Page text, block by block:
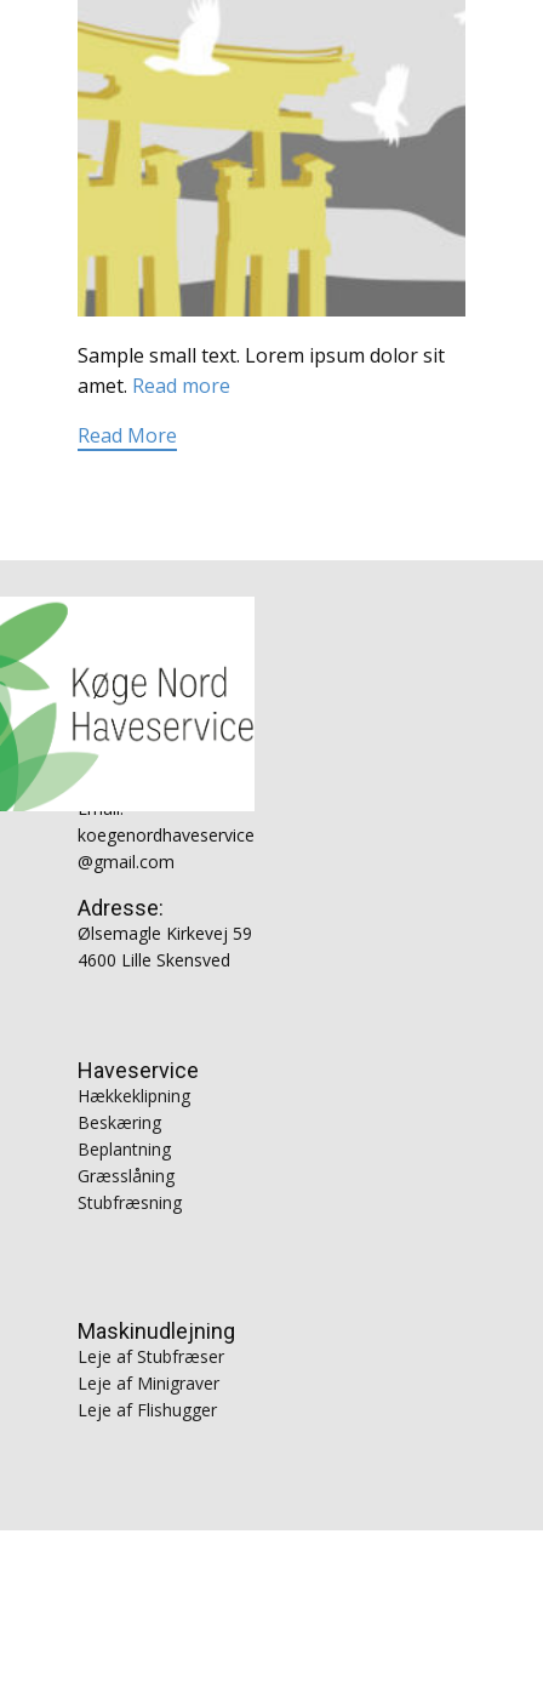
Sample small text. Lorem ipsum dolor sit
amet. Read more
Read More
Kontakt
Telefon: 20 80 83 07
Email:
koegenordhaveservice
@gmail.com
Adresse:
Ølsemagle Kirkevej 59
4600 Lille Skensved
Haveservice
Hækkeklipning
Beskæring
Beplantning
Græsslåning
Stubfræsning
Maskinudlejning
Leje af Stubfræser
Leje af Minigraver
Leje af Flishugger